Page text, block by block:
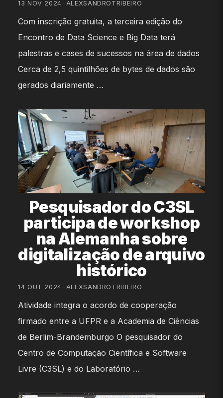
13 NOV 2024 ALEXSANDROTRIBEIRO
Com inscrição gratuita, a terceira edição do
Encontro de Data Science e Big Data terá
palestras e cases de sucessos na área de dados
Cerca de 2,5 quintilhões de bytes de dados são
gerados diariamente …
Pesquisador do C3SL
participa de workshop
na Alemanha sobre
digitalização de arquivo
histórico
14 OUT 2024 ALEXSANDROTRIBEIRO
Atividade integra o acordo de cooperação
firmado entre a UFPR e a Academia de Ciências
de Berlim-Brandemburgo O pesquisador do
Centro de Computação Científica e Software
Livre (C3SL) e do Laboratório …